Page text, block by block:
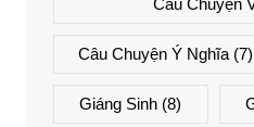
Câu Chuyện
Câu Chuyện Ý Nghĩa(7)
Giáng Sinh (8)